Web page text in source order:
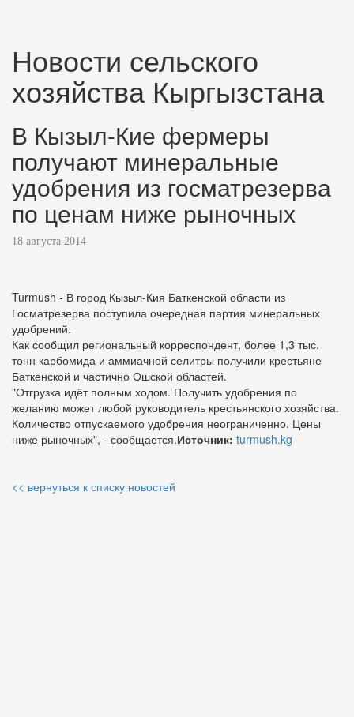
Новости сельского
хозяйства Кыргызстана
В Кызыл-Кие фермеры
получают минеральные
удобрения из госматрезерва
по ценам ниже рыночных
18 августа 2014
Turmush - В город Кызыл-Кия Баткенской области из
Госматрезерва поступила очередная партия минеральных
удобрений.
Как сообщил региональный корреспондент, более 1,3 тыс.
тонн карбомида и аммиачной селитры получили крестьяне
Баткенской и частично Ошской областей.
"Отгрузка идёт полным ходом. Получить удобрения по
желанию может любой руководитель крестьянского хозяйства.
Количество отпускаемого удобрения неограниченно. Цены
ниже рыночных", - сообщается.Источник: turmush.kg
<< вернуться к списку новостей